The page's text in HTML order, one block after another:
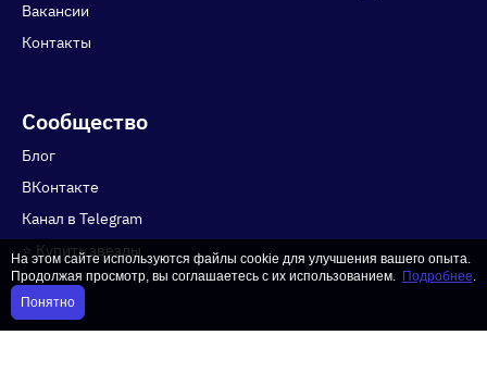
Вакансии
Контакты
Сообщество
Блог
ВКонтакте
Канал в Telegram
⭐️ Купить звезды
На этом сайте используются файлы cookie для улучшения вашего опыта.
Продолжая просмотр, вы соглашаетесь с их использованием. Подробнее.
Понятно